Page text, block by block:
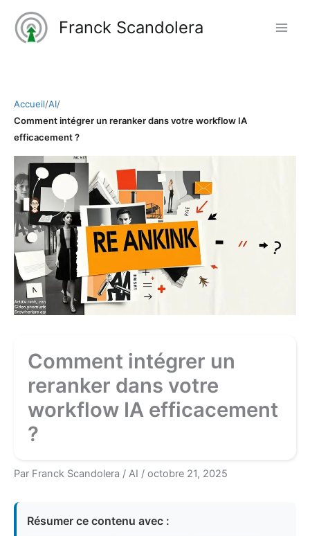
contenu
Franck Scandolera
Accueil/AI/
Comment intégrer un reranker dans votre workflow IA
efficacement ?
Comment intégrer un
reranker dans votre
workflow IA efficacement
?
Par Franck Scandolera / AI / octobre 21, 2025
Résumer ce contenu avec :